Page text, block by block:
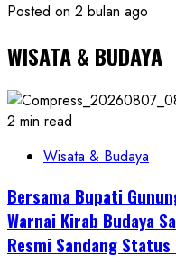
Posted on 2 bulan ago
WISATA & BUDAYA
2 min read
Wisata & Budaya
Bersama Bupati
Warnai Kirab Budaya
Resmi Sandang